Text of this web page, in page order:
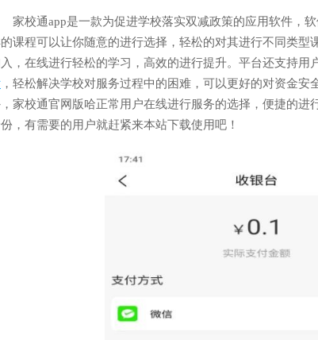
校通app是一款为促进学校落实双减政策的应用软件，软
课程可以让你随意的进行选择，轻松的对其进行不同类型
，在线进行轻松的学习，高效的进行提升。平台还支持用
，轻松解决学校对服务过程中的困难，可以更好的对资金
家校通官网版哈正常用户在线进行服务的选择，便捷的进
，有需要的用户就赶紧来本站下载使用吧！